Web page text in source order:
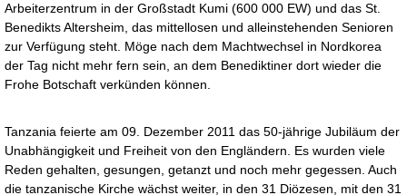
Arbeiterzentrum in der Großstadt Kumi (600 000 EW) und das St.
Benedikts Altersheim, das mittellosen und alleinstehenden Senioren
zur Verfügung steht. Möge nach dem Machtwechsel in Nordkorea
der Tag nicht mehr fern sein, an dem Benediktiner dort wieder die
Frohe Botschaft verkünden können.
Tanzania feierte am 09. Dezember 2011 das 50-jährige Jubiläum der
Unabhängigkeit und Freiheit von den Engländern. Es wurden viele
Reden gehalten, gesungen, getanzt und noch mehr gegessen. Auch
die tanzanische Kirche wächst weiter, in den 31 Diözesen, mit den 31